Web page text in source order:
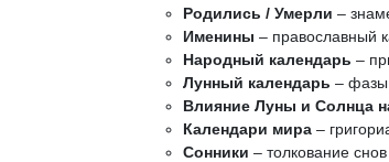
Родились / Умерли –
Именины – православный
Народный календарь –
Лунный календарь – фазы
Влияние Луны и Солнца
Календари мира –
Сонники – толкование